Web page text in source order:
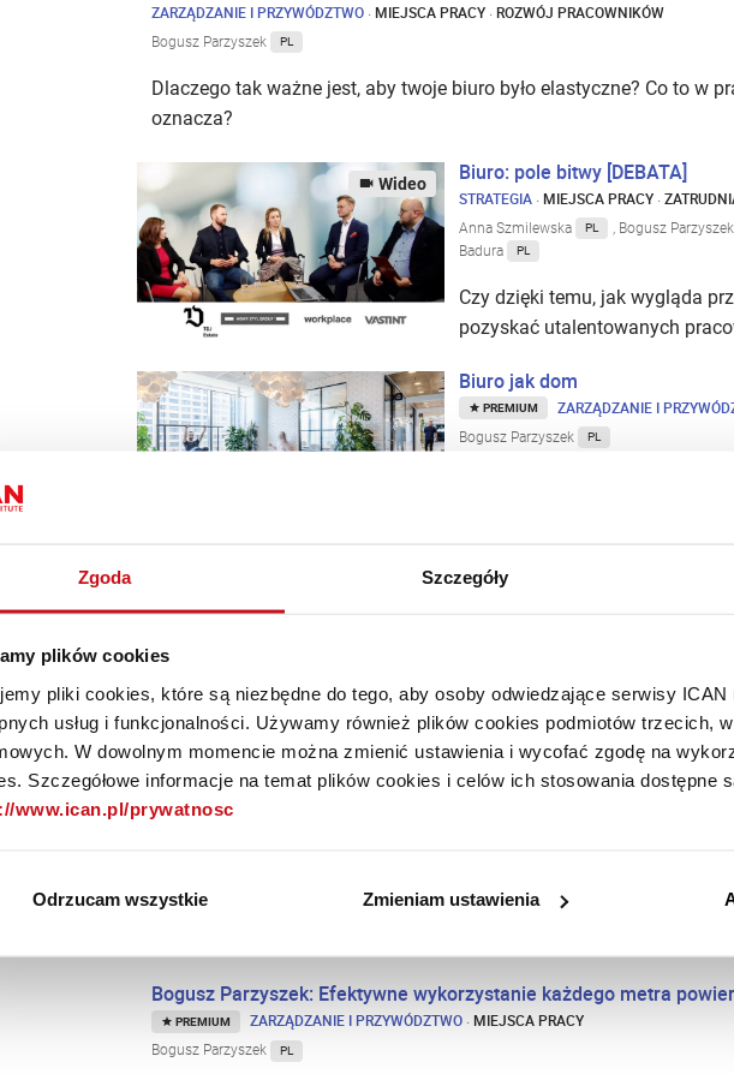
Zgoda Szczegóły
plików cookies
pliki cookies, które są niezbędne do tego, aby osoby odwiedzające serwisy ICAN
usług i funkcjonalności. Używamy również plików cookies podmiotów trzecich,
W dowolnym momencie można zmienić ustawienia i wycofać zgodę na
Szczegółowe informacje na temat plików cookies i celów ich stosowania dostępne
www.ican.pl/prywatnosc
Odrzucam wszystkie Zmieniam ustawienia
ZARZĄDZANIE I PRZYWÓDZTWO ·MIEJSCA PRACY ·ROZWÓJ PRACOWNIKÓW
Bogusz Parzyszek PL
Dlaczego tak ważne jest, aby twoje biuro było elastyczne? Co to w
oznacza?
Wideo Biuro: pole bitwy [DEBATA]
STRATEGIA ·MIEJSCA PRACY ·
Anna Szmilewska PL , Bogusz Parzyszek
Badura
PL
Czy dzięki temu, jak wygląda
pozyskać utalentowanych
Biuro jak dom
PREMIUM ZARZĄDZANIE I
Bogusz Parzyszek PL
W jaki sposób połączenie
Bogusz Parzyszek: Biura
Aranżacja biura jest dla firm
rozwój organizacji.
Dynamiczne miasto w biurowcu
Spotkanie zarządu w Sali
czy chwila wyciszenia w
Bogusz Parzyszek: Efektywne wykorzystanie każdego metra
PREMIUM ZARZĄDZANIE I PRZYWÓDZTWO ·MIEJSCA PRACY
Bogusz Parzyszek PL